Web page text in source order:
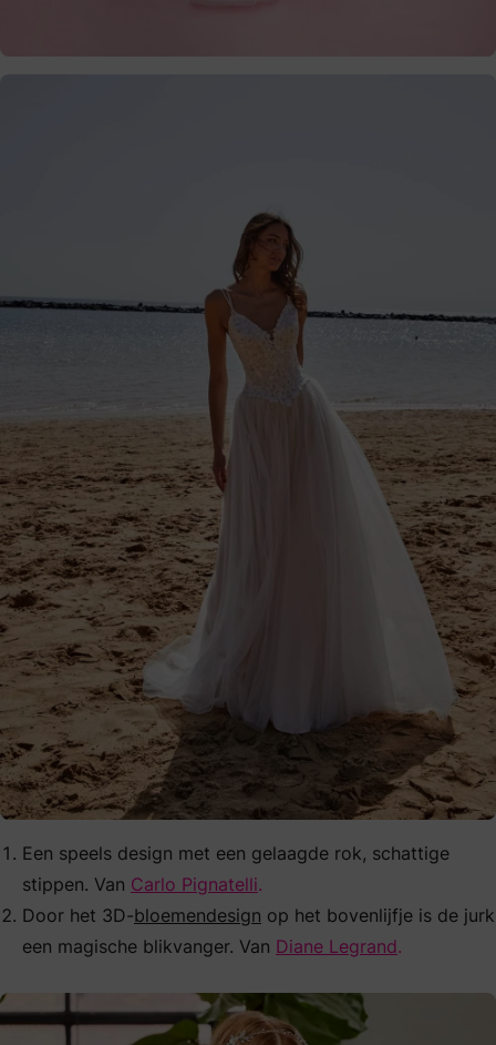
Een speels design met een gelaagde rok, schattige
stippen. Van Carlo Pignatelli.
Door het 3D-bloemendesign op het bovenlijfje is de jurk
een magische blikvanger. Van Diane Legrand.